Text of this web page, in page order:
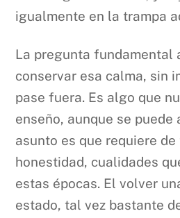
igualmente en la trampa
La pregunta fundamental
conservar esa calma, sin
pase fuera. Es algo que
enseño, aunque se puede
asunto es que requiere
honestidad, cualidades
estas épocas. El volver
estado, tal vez bastante